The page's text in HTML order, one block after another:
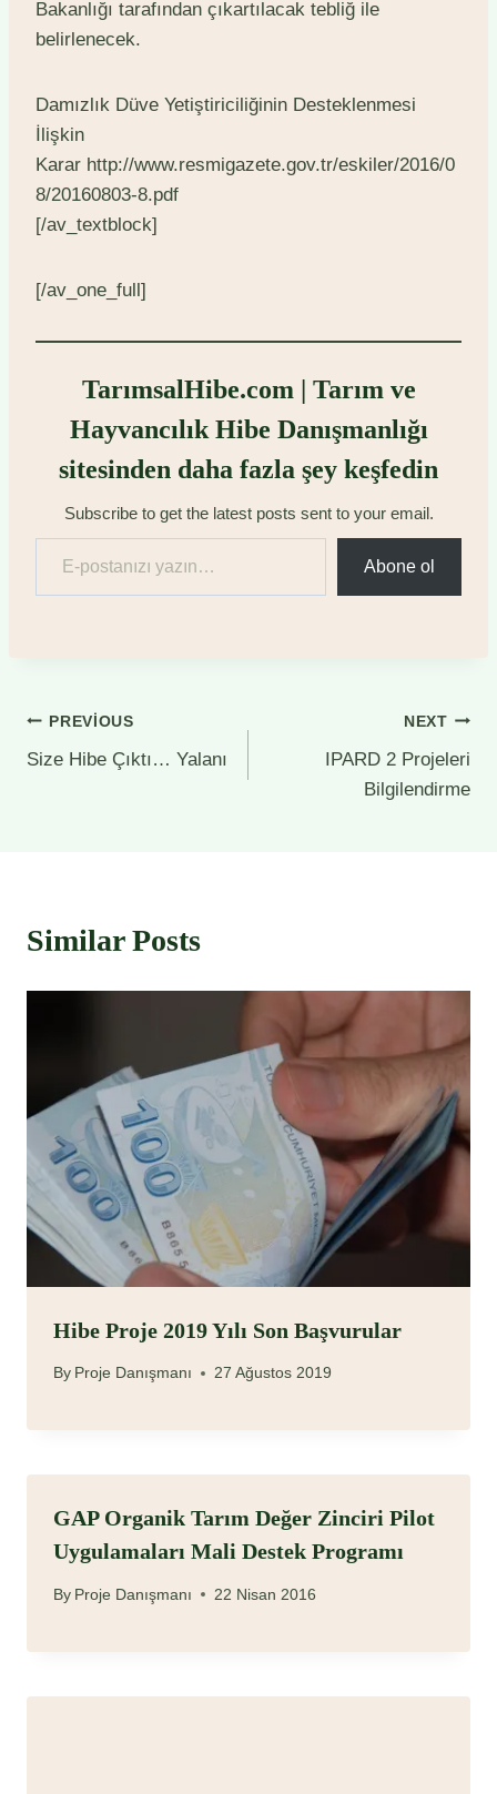
Bakanlığı tarafından çıkartılacak tebliğ ile
belirlenecek.
Damızlık Düve Yetiştiriciliğinin Desteklenmesi
İlişkin
Karar http://www.resmigazete.gov.tr/eskiler/2016/0
8/20160803-8.pdf
[/av_textblock]
[/av_one_full]
TarımsalHibe.com | Tarım ve
Hayvancılık Hibe Danışmanlığı
sitesinden daha fazla şey keşfedin
Subscribe to get the latest posts sent to your email.
E-postanızı yazın…
Abone ol
Yazı
gezinmesi
PREVIOUS
Size Hibe Çıktı… Yalanı
NEXT
IPARD 2 Projeleri
Bilgilendirme
Similar Posts
Hibe Proje 2019 Yılı Son Başvurular
By Proje Danışmanı 27 Ağustos 2019
GAP Organik Tarım Değer Zinciri Pilot
Uygulamaları Mali Destek Programı
By Proje Danışmanı 22 Nisan 2016